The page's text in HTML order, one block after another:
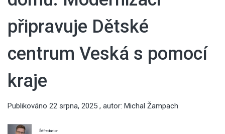
připravuje Dětské
centrum Veská s pomocí
kraje
Publikováno 22 srpna, 2025 , autor: Michal Žampach
Šéfredaktor